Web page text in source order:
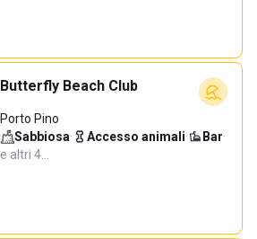
Butterfly Beach Club
Porto Pino
Sabbiosa· Accesso animali· Bar·
e altri 4…